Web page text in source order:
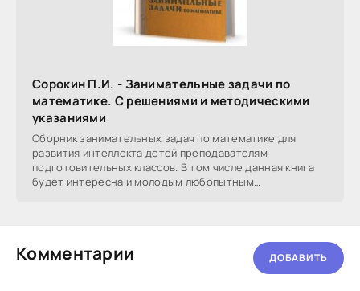
Сорокин П.И. - Занимательные задачи по
математике. С решениями и методическими
указаниями
Сборник занимательных задач по математике для
развития интеллекта детей преподавателям
подготовительных классов. В том числе данная книга
будет интересна и молодым любопытным
Комментарии ДОБАВИТЬ